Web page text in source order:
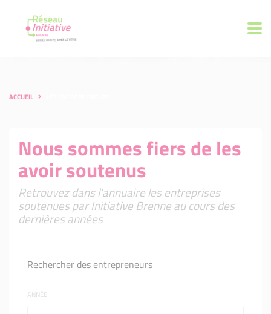
ACCUEIL
Nous sommes fiers de les
avoir soutenus
Retrouvez dans l'annuaire les entreprises
soutenues par Initiative Brenne au cours des
dernières années
Rechercher des entrepreneurs
ANNÉE